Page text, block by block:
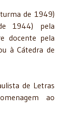
de 1949)
1944) pela
docente pela
à Cátedra de
de Letras
ao